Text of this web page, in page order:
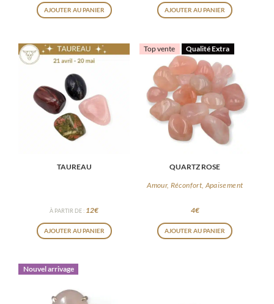
AJOUTER AU PANIER
Ce
plusieurs
variations.
produit
AJOUTER AU PANIER
TAUREAU
À PARTIR DE : 12€
AJOUTER AU PANIER
Top vente Qualité Extra
QUARTZ ROSE
Amour, Réconfort, Apaisement
4€
AJOUTER AU PANIER
Nouvel arrivage